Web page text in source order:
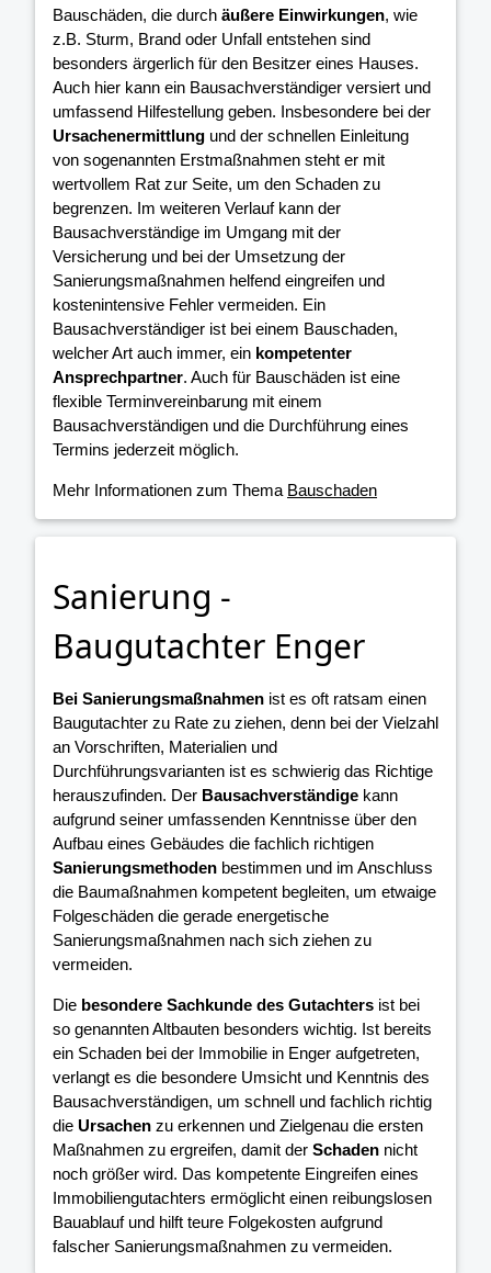
Bauschäden, die durch äußere Einwirkungen, wie
z.B. Sturm, Brand oder Unfall entstehen sind
besonders ärgerlich für den Besitzer eines Hauses.
Auch hier kann ein Bausachverständiger versiert und
umfassend Hilfestellung geben. Insbesondere bei der
Ursachenermittlung und der schnellen Einleitung
von sogenannten Erstmaßnahmen steht er mit
wertvollem Rat zur Seite, um den Schaden zu
begrenzen. Im weiteren Verlauf kann der
Bausachverständige im Umgang mit der
Versicherung und bei der Umsetzung der
Sanierungsmaßnahmen helfend eingreifen und
kostenintensive Fehler vermeiden. Ein
Bausachverständiger ist bei einem Bauschaden,
welcher Art auch immer, ein kompetenter
Ansprechpartner. Auch für Bauschäden ist eine
flexible Terminvereinbarung mit einem
Bausachverständigen und die Durchführung eines
Termins jederzeit möglich.
Mehr Informationen zum Thema Bauschaden
Sanierung -
Baugutachter Enger
Bei Sanierungsmaßnahmen ist es oft ratsam einen
Baugutachter zu Rate zu ziehen, denn bei der Vielzahl
an Vorschriften, Materialien und
Durchführungsvarianten ist es schwierig das Richtige
herauszufinden. Der Bausachverständige kann
aufgrund seiner umfassenden Kenntnisse über den
Aufbau eines Gebäudes die fachlich richtigen
Sanierungsmethoden bestimmen und im Anschluss
die Baumaßnahmen kompetent begleiten, um etwaige
Folgeschäden die gerade energetische
Sanierungsmaßnahmen nach sich ziehen zu
vermeiden.
Die besondere Sachkunde des Gutachters ist bei
so genannten Altbauten besonders wichtig. Ist bereits
ein Schaden bei der Immobilie in Enger aufgetreten,
verlangt es die besondere Umsicht und Kenntnis des
Bausachverständigen, um schnell und fachlich richtig
die Ursachen zu erkennen und Zielgenau die ersten
Maßnahmen zu ergreifen, damit der Schaden nicht
noch größer wird. Das kompetente Eingreifen eines
Immobiliengutachters ermöglicht einen reibungslosen
Bauablauf und hilft teure Folgekosten aufgrund
falscher Sanierungsmaßnahmen zu vermeiden.